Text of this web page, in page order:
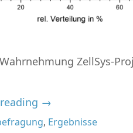
ZellSys-
→
, Ergebnisse